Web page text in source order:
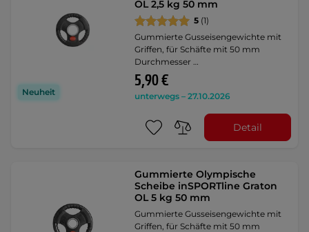
Neuheit
OL 2,5 kg 50 mm
5 (1)
Gummierte Gusseisengewichte mit
Griffen, für Schäfte mit 50 mm
Durchmesser …
5,90 €
unterwegs – 27.10.2026
Detail
Gummierte Olympische
Scheibe inSPORTline Graton
OL 5 kg 50 mm
Gummierte Gusseisengewichte mit
Griffen, für Schäfte mit 50 mm